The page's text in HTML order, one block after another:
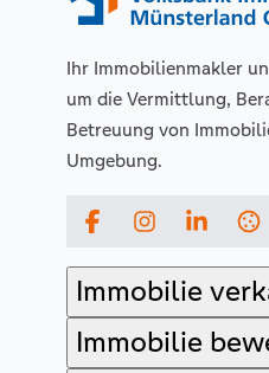
Ihr Immobilienmakler
um die Vermittlung,
Betreuung von
Umgebung.
FacebookInstagramLinkedIn
Immobilie
Immobilie